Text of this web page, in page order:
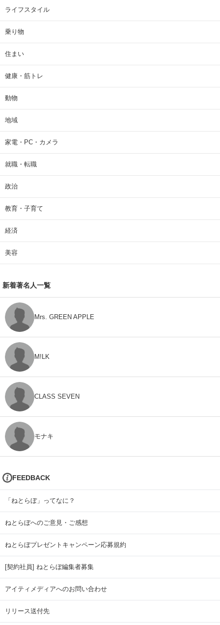
ライフスタイル
乗り物
住まい
健康・筋トレ
動物
地域
家電・PC・カメラ
就職・転職
政治
教育・子育て
経済
美容
新着著名人一覧
Mrs. GREEN APPLE
M!LK
CLASS SEVEN
モナキ
FEEDBACK
「ねとらぼ」ってなに？
ねとらぼへのご意見・ご感想
ねとらぼプレゼントキャンペーン応募規約
[契約社員] ねとらぼ編集者募集
アイティメディアへのお問い合わせ
リリース送付先